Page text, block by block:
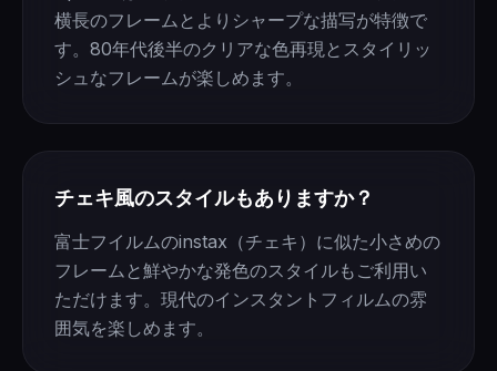
横長のフレームとよりシャープな描写が特徴で
す。80年代後半のクリアな色再現とスタイリッ
シュなフレームが楽しめます。
チェキ風のスタイルもありますか？
富士フイルムのinstax（チェキ）に似た小さめの
フレームと鮮やかな発色のスタイルもご利用い
ただけます。現代のインスタントフィルムの雰
囲気を楽しめます。